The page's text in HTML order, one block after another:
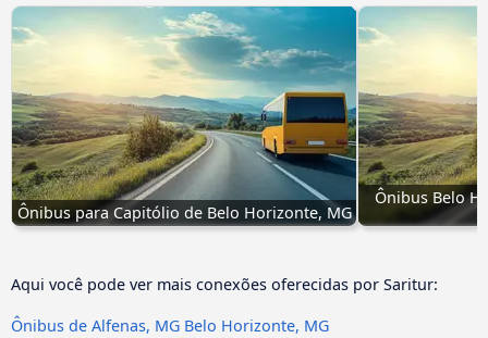
Ônibus para Capitólio de Belo Horizonte, MG
Ônibus Belo
Aqui você pode ver mais conexões oferecidas por Saritur:
Ônibus de Alfenas, MG Belo Horizonte, MG